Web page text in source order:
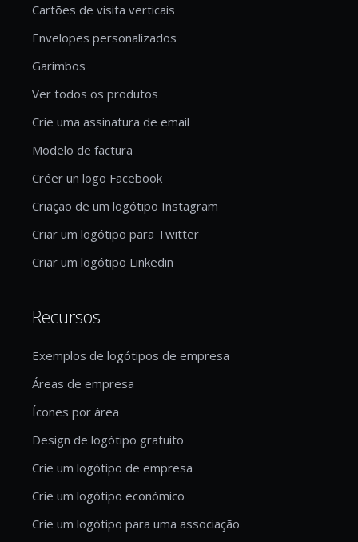
Cartões de visita verticais
Envelopes personalizados
Garimbos
Ver todos os produtos
Crie uma assinatura de email
Modelo de factura
Créer un logo Facebook
Criação de um logótipo Instagram
Criar um logótipo para Twitter
Criar um logótipo Linkedin
Recursos
Exemplos de logótipos de empresa
Áreas de empresa
Ícones por área
Design de logótipo gratuito
Crie um logótipo de empresa
Crie um logótipo económico
Crie um logótipo para uma associação